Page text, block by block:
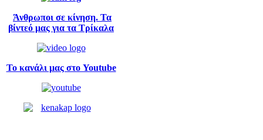
Άνθρωποι σε κίνηση. Τα
βίντεό μας για τα Τρίκαλα
Το κανάλι μας στο Youtube